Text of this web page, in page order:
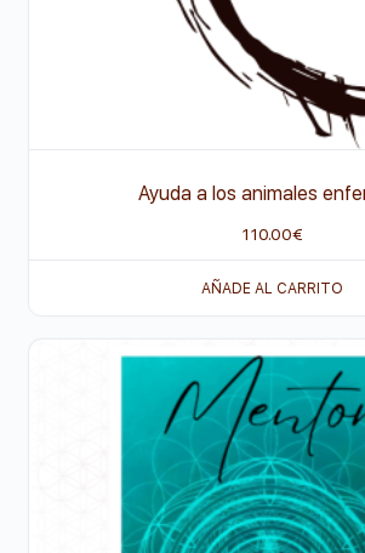
Ayuda a los animales
110.00€
AÑADE AL CARRITO